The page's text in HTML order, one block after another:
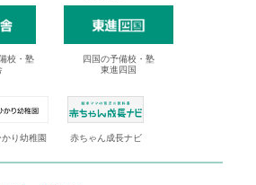
校・塾
四国の予備校・塾
東進四国
り幼稚園 赤ちゃん成長ナビ